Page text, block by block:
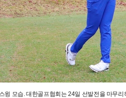
윙 모습. 대한골프협회는 24일 선발전을 마무